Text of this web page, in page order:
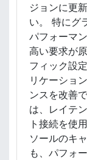
ジョンに更
い。 特にグ
パフォーマ
高い要求が
フィック設
リケーショ
ンスを改善
は、レイテ
ト接続を使
ソールのキ
も、パフォ